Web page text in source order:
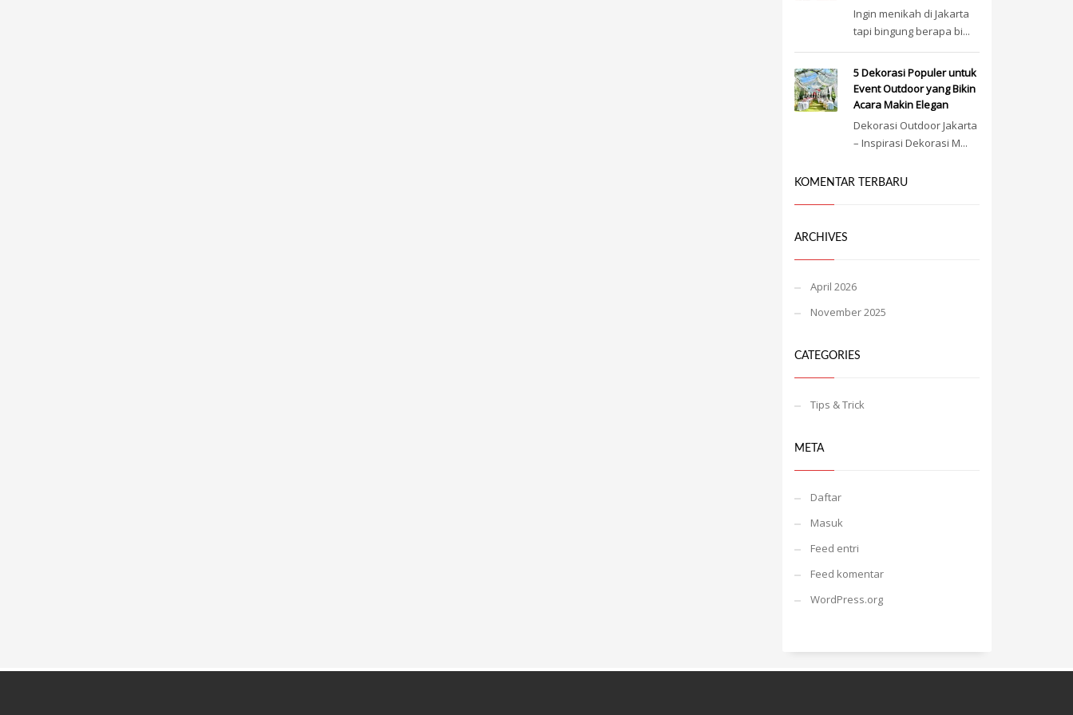
Ingin menikah di Jakarta
tapi bingung berapa bi...
5 Dekorasi Populer untuk
Event Outdoor yang Bikin
Acara Makin Elegan
Dekorasi Outdoor Jakarta
– Inspirasi Dekorasi M...
KOMENTAR TERBARU
ARCHIVES
April 2026
November 2025
CATEGORIES
Tips & Trick
META
Daftar
Masuk
Feed entri
Feed komentar
WordPress.org